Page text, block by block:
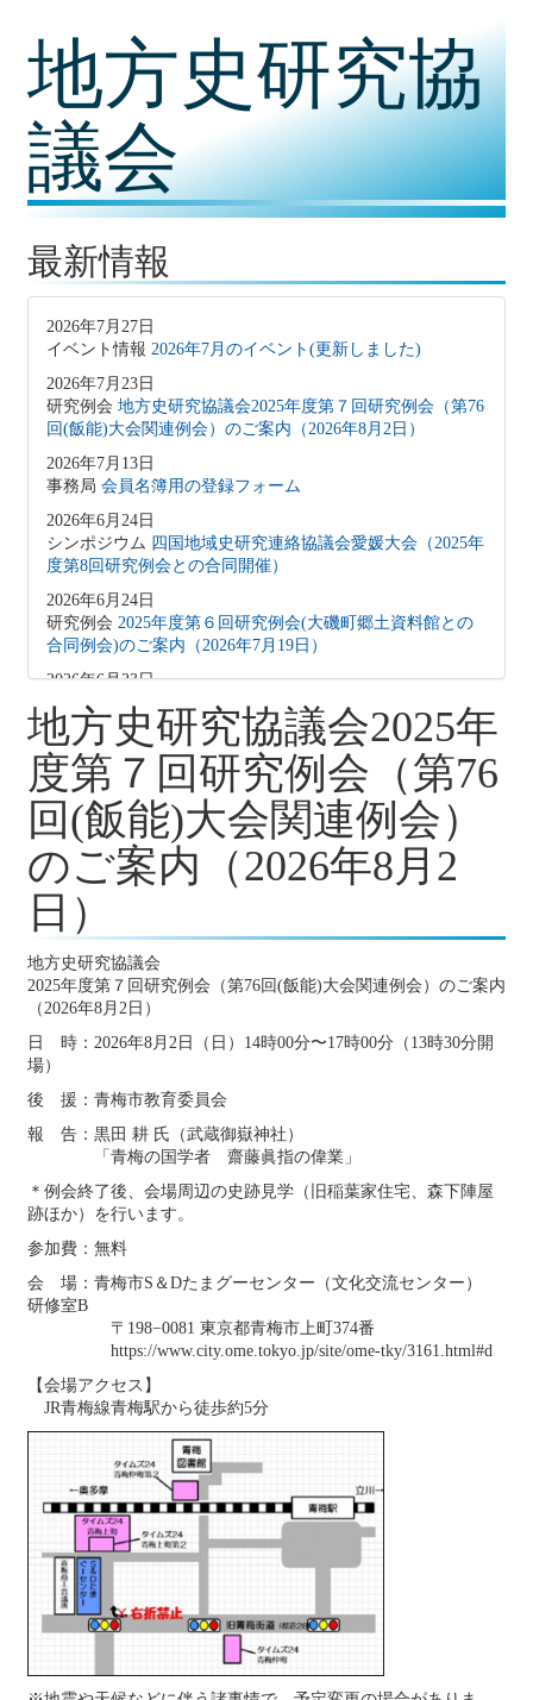
地方史研究協
議会
最新情報
2026年7月27日
イベント情報 2026年7月のイベント(更新しました)
2026年7月23日
研究例会 地方史研究協議会2025年度第７回研究例会（第76
回(飯能)大会関連例会）のご案内（2026年8月2日）
2026年7月13日
事務局 会員名簿用の登録フォーム
2026年6月24日
シンポジウム 四国地域史研究連絡協議会愛媛大会（2025年
度第8回研究例会との合同開催）
2026年6月24日
研究例会 2025年度第６回研究例会(大磯町郷土資料館との
合同例会)のご案内（2026年7月19日）
2026年6月23日
シンポジウム
令和8年度埼玉県地域研究発表会のお知らせ
2026年6月15日
会誌『地方史研究』『地方史研究』441号 第76巻第3号
2026年6月
2026年6月3日
イベント情報 2026年6月のイベント(更新しました)
2026年6月2日
研究例会
内（2026年6月20日）
2026年5月4日
研究例会2025年度第４回研究例会のご案内（2026年5月21
日）
2026年4月25日
イベント情報
2026年5月のイベント
2026年4月19日
シンポジウム関東近世史研究会 東西交流企画「江戸幕府
の所領配置を考える」のお知らせ
2026年4月19日
イベント情報2026年4月のイベント(更新しました)
2026年4月16日
会誌『地方史研究』
2026年4月
2026年3月25日
日本史関係卒業論文発表会第67回日本史関係卒業論文発表
会の日程・会場・発表論題・特別講座について
2026年3月16日
イベント情報2026年3月のイベント（更新しました）
イベント情報2026年2月のイベント（更新しました）
2026年2月15日
企画出版物
『ここまでわかった京都の歴史』に関するお知
らせ
2026年2月14日
会誌『地方史研究』
2026年2月
地方史研究協議会2025年
度第７回研究例会（第76
回(飯能)大会関連例会）
のご案内（2026年8月2
日）
地方史研究協議会
2025年度第７回研究例会（第76回(飯能)大会関連例会）のご案内
（2026年8月2日）
日 時：2026年8月2日（日）14時00分〜17時00分（13時30分開
場）
後 援：青梅市教育委員会
報 告：黒田 耕 氏（武蔵御嶽神社）
「青梅の国学者 齋藤眞指の偉業」
＊例会終了後、会場周辺の史跡見学（旧稲葉家住宅、森下陣屋
跡ほか）を行います。
参加費：無料
会 場：青梅市S＆Dたまグーセンター（文化交流センター）
研修室B
〒198−0081 東京都青梅市上町374番
https://www.city.ome.tokyo.jp/site/ome-tky/3161.html#d
【会場アクセス】
JR青梅線青梅駅から徒歩約5分